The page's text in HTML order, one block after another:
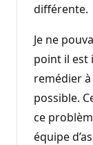
différente.
Je ne
point il est
remédier
possible.
ce
équipe